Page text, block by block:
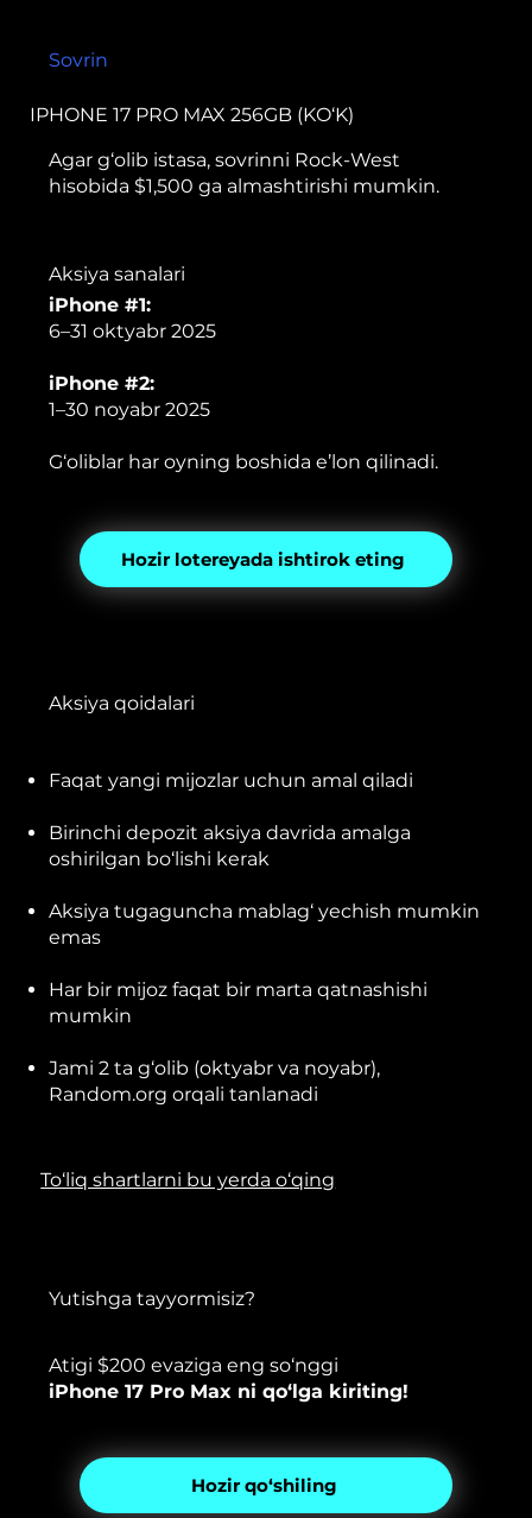
Sovrin
IPHONE 17 PRO MAX 256GB (KO‘K)
Agar g‘olib istasa, sovrinni Rock-West
hisobida $1,500 ga almashtirishi mumkin.
Aksiya sanalari
iPhone #1:
6–31 oktyabr 2025
iPhone #2:
1–30 noyabr 2025
G‘oliblar har oyning boshida e’lon qilinadi.
Hozir lotereyada ishtirok eting
Aksiya qoidalari
Faqat yangi mijozlar uchun amal qiladi
Birinchi depozit aksiya davrida amalga
oshirilgan bo‘lishi kerak
Aksiya tugaguncha mablag‘ yechish mumkin
emas
Har bir mijoz faqat bir marta qatnashishi
mumkin
Jami 2 ta g‘olib (oktyabr va noyabr),
Random.org orqali tanlanadi
To‘liq shartlarni bu yerda o‘qing
Yutishga tayyormisiz?
Atigi $200 evaziga eng so‘nggi
iPhone 17 Pro Max ni qo‘lga kiriting!
Hozir qo‘shiling